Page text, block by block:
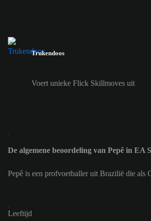
Trukendoos
Voert unieke Flick Skillmoves uit
De algemene beoordeling van Pepê in EA
Pepê is een profvoetballer uit Brazilië die als
Leeftijd